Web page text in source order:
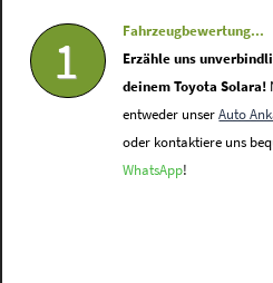
1
Fahrzeugbewertung...
Erzähle uns
deinem Toyota Solara!
entweder unserAuto
oder kontaktiere uns
WhatsApp!